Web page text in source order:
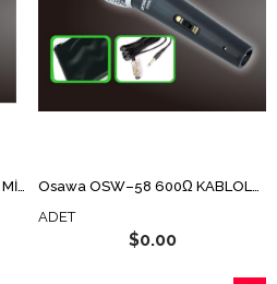
Roof R–300 KABLOLU VOKAL MİKROFON
Osawa OSW–58 600Ω KABLOLU DİNAMİK MİKROFON
ADET
$0.00